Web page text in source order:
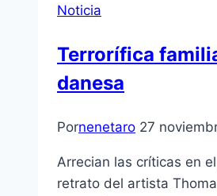
Noticia
Terrorífica
danesa
Pornenetaro 27
Arrecian las críticas en
retrato del artista